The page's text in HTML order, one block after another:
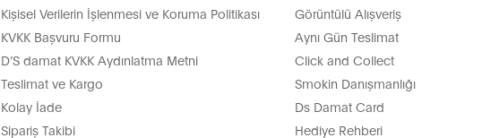
Kişisel Verilerin İşlenmesi ve Koruma Politikası
KVKK Başvuru Formu
D’S damat KVKK Aydınlatma Metni
Teslimat ve Kargo
Kolay İade
Sipariş Takibi
Görüntülü Alışveriş
Aynı Gün Teslimat
Click and Collect
Smokin Danışmanlığı
Ds Damat Card
Hediye Rehberi